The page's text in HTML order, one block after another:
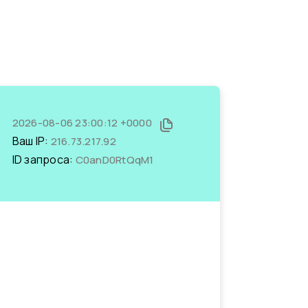
2026-08-06 23:00:12 +0000
Ваш IP: 216.73.217.92
ID запроса: C0anD0RtQqM1